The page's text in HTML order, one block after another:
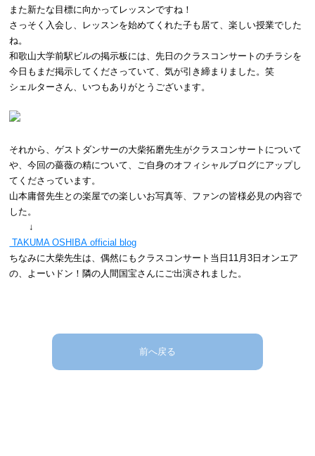
また新たな目標に向かってレッスンですね！
さっそく入会し、レッスンを始めてくれた子も居て、楽しい授業でした
ね。
和歌山大学前駅ビルの掲示板には、先日のクラスコンサートのチラシを
今日もまだ掲示してくださっていて、気が引き締まりました。笑
シェルターさん、いつもありがとうございます。
それから、ゲストダンサーの大柴拓磨先生がクラスコンサートについて
や、今回の薔薇の精について、ご自身のオフィシャルブログにアップし
てくださっています。
山本庸督先生との楽屋での楽しいお写真等、ファンの皆様必見の内容で
した。
↓
TAKUMA OSHIBA official blog
ちなみに大柴先生は、偶然にもクラスコンサート当日11月3日オンエア
の、よーいドン！隣の人間国宝さんにご出演されました。
前へ戻る